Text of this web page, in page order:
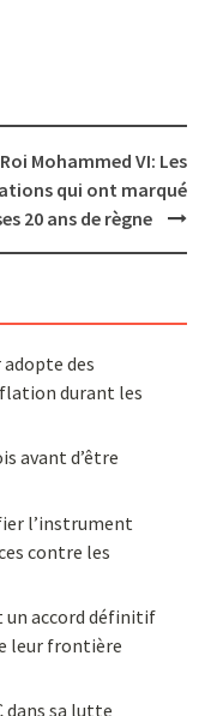
Roi Mohammed VI: Les
qui ont marqué
20 ans de règne
adopte des
durant les
avant d’être
l’instrument
contre les
un accord définitif
leur frontière
dans sa lutte